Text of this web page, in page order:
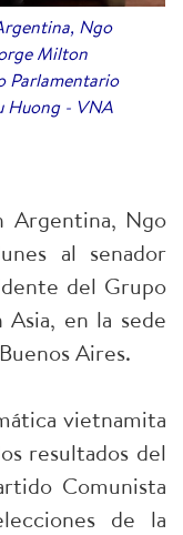
Ngo
Milton
Parlamentario
Huong - VNA
Argentina, Ngo
al senador
del Grupo
en la sede
Aires.
vietnamita
resultados del
Comunista
de la